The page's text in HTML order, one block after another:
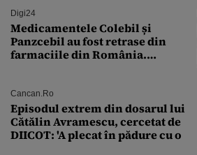
Digi24
Medicamentele Colebil și
Panzcebil au fost retrase din
farmaciile din România.
Cancan.ro
Episodul extrem din dosarul lui
Cătălin Avramescu, cercetat de
DIICOT: 'A plecat în pădure cu o